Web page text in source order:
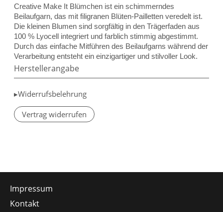
Creative Make It Blümchen ist ein schimmerndes
Beilaufgarn, das mit filigranen Blüten-Pailletten veredelt ist.
Die kleinen Blumen sind sorgfältig in den Trägerfaden aus
100 % Lyocell integriert und farblich stimmig abgestimmt.
Durch das einfache Mitführen des Beilaufgarns während der
Verarbeitung entsteht ein einzigartiger und stilvoller Look.
Herstellerangabe
▸Widerrufsbelehrung
Vertrag widerrufen
Impressum
Kontakt